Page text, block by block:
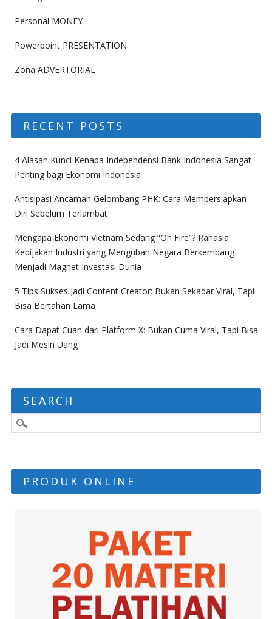
Personal MONEY
Powerpoint PRESENTATION
Zona ADVERTORIAL
RECENT POSTS
4 Alasan Kunci Kenapa Independensi Bank Indonesia Sangat
Penting bagi Ekonomi Indonesia
Antisipasi Ancaman Gelombang PHK: Cara Mempersiapkan
Diri Sebelum Terlambat
Mengapa Ekonomi Vietnam Sedang “On Fire”? Rahasia
Kebijakan Industri yang Mengubah Negara Berkembang
Menjadi Magnet Investasi Dunia
5 Tips Sukses Jadi Content Creator: Bukan Sekadar Viral, Tapi
Bisa Bertahan Lama
Cara Dapat Cuan dari Platform X: Bukan Cuma Viral, Tapi Bisa
Jadi Mesin Uang
SEARCH
PRODUK ONLINE